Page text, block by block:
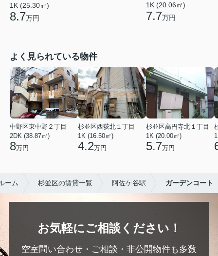
1K (25.30㎡)
8.7万円
1K (20.06㎡)
7.7万円
よく見られている物件
中野区東中野２丁目
2DK (38.87㎡)
8万円
杉並区西荻北１丁目
1K (16.50㎡)
4.2万円
杉並区高円寺北１丁目
1K (20.00㎡)
5.7万円
ーム 杉並区の賃貸一覧 阿佐ケ谷駅 ガーデンコート
お気軽にご相談ください！
空室問い合わせ・ご相談・非公開物件も多数